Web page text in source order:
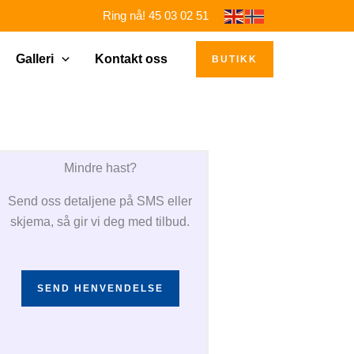
Ring nå! 45 03 02 51
Galleri Kontakt oss BUTIKK
Mindre hast?
Send oss detaljene på SMS eller
skjema, så gir vi deg med tilbud.
SEND HENVENDELSE